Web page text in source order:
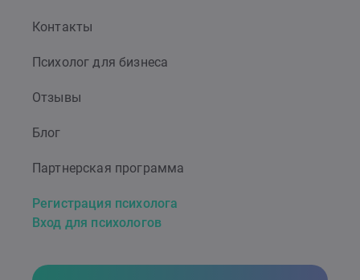
Контакты
Психолог для бизнеса
Отзывы
Блог
Партнерская программа
Регистрация психолога
Вход для психологов